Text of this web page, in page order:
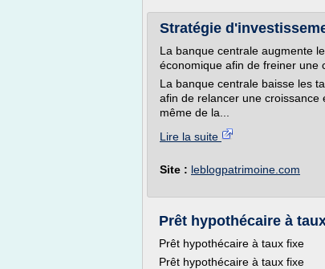
Stratégie
La banque centrale augmente
économique afin de freiner une
La banque centrale baisse les
afin de relancer une
même de la...
Lire la suite
Site : leblogpatrimoine.com
Prêt hypothécaire à
Prêt hypothécaire à taux fixe
Prêt hypothécaire à taux fixe